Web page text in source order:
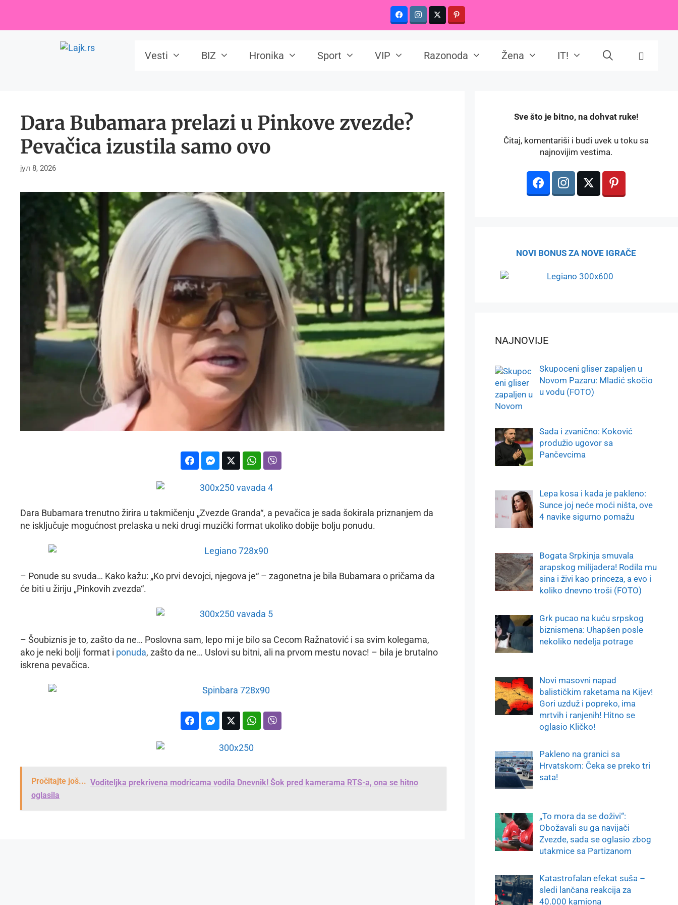
content
Vesti BIZ Hronika Sport VIP Razonoda Žena IT!
Dara Bubamara prelazi u Pinkove zvezde?
Pevačica izustila samo ovo
јул 8, 2026
Dara Bubamara trenutno žirira u takmičenju „Zvezde Granda“, a pevačica je sada šokirala priznanjem da
ne isključuje mogućnost prelaska u neki drugi muzički format ukoliko dobije bolju ponudu.
– Ponude su svuda… Kako kažu: „Ko prvi devojci, njegova je“ – zagonetna je bila Bubamara o pričama da
će biti u žiriju „Pinkovih zvezda“.
– Šoubiznis je to, zašto da ne… Poslovna sam, lepo mi je bilo sa Cecom Ražnatović i sa svim kolegama,
ako je neki bolji format i ponuda, zašto da ne… Uslovi su bitni, ali na prvom mestu novac! – bila je brutalno
iskrena pevačica.
Pročitajte još... Voditeljka prekrivena modricama vodila Dnevnik! Šok pred kamerama RTS-a, ona se hitno
oglasila
️Sve što je bitno, na dohvat ruke!
Čitaj, komentariši i budi uvek u toku sa
najnovijim vestima.
NOVI BONUS ZA NOVE IGRAČE
NAJNOVIJE
Skupoceni gliser zapaljen u
Novom Pazaru: Mladić skočio
u vodu (FOTO)
Sada i zvanično: Koković
produžio ugovor sa
Pančevcima
Lepa kosa i kada je pakleno:
Sunce joj neće moći ništa, ove
4 navike sigurno pomažu
Bogata Srpkinja smuvala
arapskog milijadera! Rodila mu
sina i živi kao princeza, a evo i
koliko dnevno troši (FOTO)
Grk pucao na kuću srpskog
biznismena: Uhapšen posle
nekoliko nedelja potrage
Novi masovni napad
balističkim raketama na Kijev!
Gori uzduž i popreko, ima
mrtvih i ranjenih! Hitno se
oglasio Kličko!
Pakleno na granici sa
Hrvatskom: Čeka se preko tri
sata!
„To mora da se doživi“:
Obožavali su ga navijači
Zvezde, sada se oglasio zbog
utakmice sa Partizanom
Katastrofalan efekat suša –
sledi lančana reakcija za
40.000 kamiona